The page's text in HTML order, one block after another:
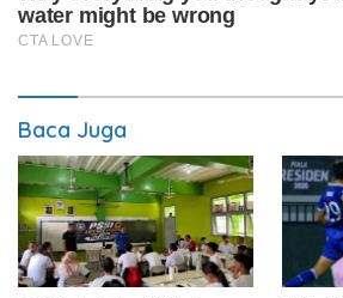
Baca Juga